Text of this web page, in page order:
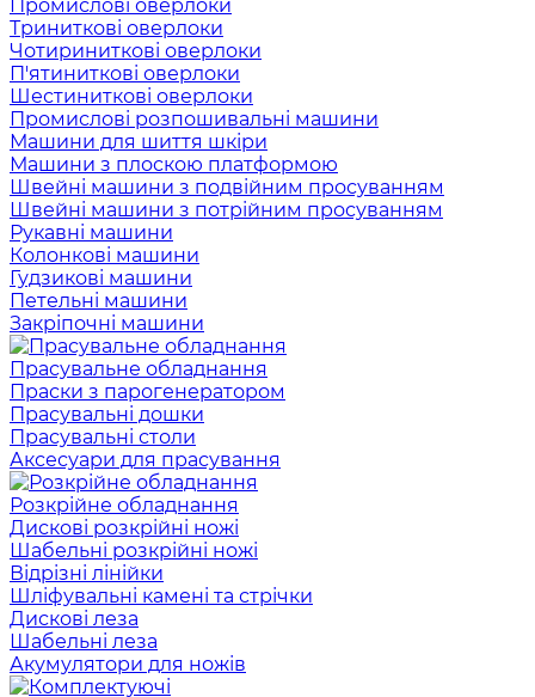
Промислові оверлоки
Триниткові оверлоки
Чотириниткові оверлоки
П'ятиниткові оверлоки
Шестиниткові оверлоки
Промислові розпошивальні машини
Машини для шиття шкіри
Машини з плоскою платформою
Швейні машини з подвійним просуванням
Швейні машини з потрійним просуванням
Рукавні машини
Колонкові машини
Гудзикові машини
Петельні машини
Закріпочні машини
Прасувальне обладнання
Праски з парогенератором
Прасувальні дошки
Прасувальні столи
Аксесуари для прасування
Розкрійне обладнання
Дискові розкрійні ножі
Шабельні розкрійні ножі
Відрізні лінійки
Шліфувальні камені та стрічки
Дискові леза
Шабельні леза
Акумулятори для ножів